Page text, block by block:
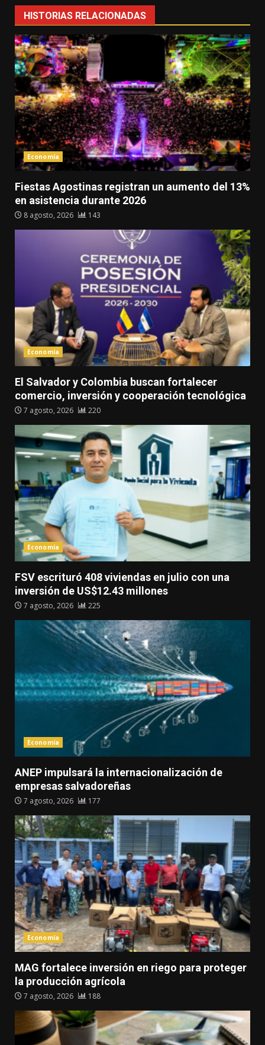
HISTORIAS RELACIONADAS
Economía
Fiestas Agostinas registran un aumento del 13%
en asistencia durante 2026
8 agosto, 2026 143
Economía
El Salvador y Colombia buscan fortalecer
comercio, inversión y cooperación tecnológica
7 agosto, 2026 220
Economía
FSV escrituró 408 viviendas en julio con una
inversión de US$12.43 millones
7 agosto, 2026 225
Economía
ANEP impulsará la internacionalización de
empresas salvadoreñas
7 agosto, 2026 177
Economía
MAG fortalece inversión en riego para proteger
la producción agrícola
7 agosto, 2026 188